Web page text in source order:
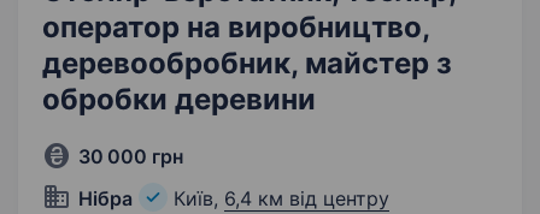
оператор на виробництво,
деревообробник, майстер з
обробки деревини
30 000 грн
Нібра
Київ, 6,4 км від центру